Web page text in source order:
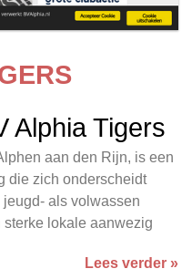
Alphia Tigers
aan den Rijn, is een
die zich onderscheidt
als volwassen
lokale aanwezig
Lees verder »